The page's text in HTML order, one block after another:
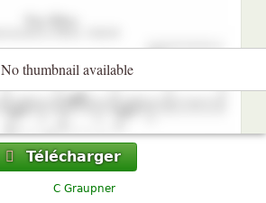
No thumbnail available
Télécharger
C Graupner